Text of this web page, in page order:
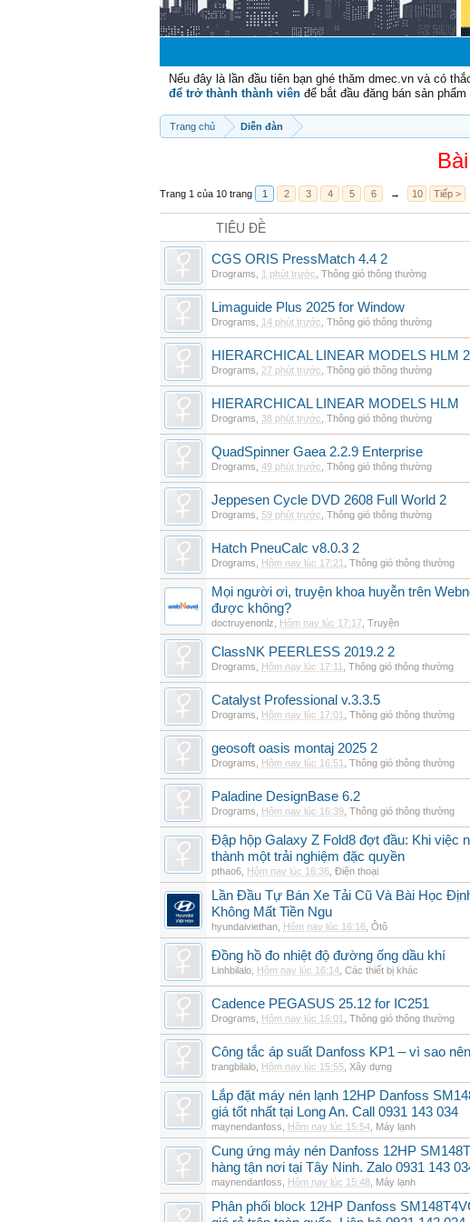
Nếu đây là lần đầu tiên bạn ghé thăm dmec.vn và có
để trở thành thành viên để bắt đầu đăng bán sản
Trang chủ Diễn đàn
Trang 1 của 10 trang 1 2 3 4 5 6 → 10 Tiếp >
TIÊU ĐỀ
CGS ORIS PressMatch 4.4 2
Drograms 1 phút trước Thông gió thông thường
Limaguide Plus 2025 for Window
Drograms 14 phút trước Thông gió thông thường
HIERARCHICAL LINEAR MODELS HLM 2
Drograms 27 phút trước Thông gió thông thường
HIERARCHICAL LINEAR MODELS HLM
Drograms 38 phút trước Thông gió thông thường
QuadSpinner Gaea 2.2.9 Enterprise
Drograms 49 phút trước Thông gió thông thường
Jeppesen Cycle DVD 2608 Full World 2
Drograms 59 phút trước Thông gió thông thường
Hatch PneuCalc v8.0.3 2
Drograms Hôm nay lúc 17:21 Thông gió thông thường
Mọi người ơi, truyện khoa huyễn trên
được không?
doctruyenonlz Hôm nay lúc 17:17 Truyện
ClassNK PEERLESS 2019.2 2
Drograms Hôm nay lúc 17:11 Thông gió thông thường
Catalyst Professional v.3.3.5
Drograms Hôm nay lúc 17:01 Thông gió thông thường
geosoft oasis montaj 2025 2
Drograms Hôm nay lúc 16:51 Thông gió thông thường
Paladine DesignBase 6.2
Drograms Hôm nay lúc 16:39 Thông gió thông thường
Đập hộp Galaxy Z Fold8 đợt đầu: Khi việc
thành một trải nghiệm đặc quyền
pthao6 Hôm nay lúc 16:36 Điện thoại
Lần Đầu Tự Bán Xe Tải Cũ Và Bài Học
Không Mất Tiền Ngu
hyundaiviethan Hôm nay lúc 16:16 Ôtô
Đồng hồ đo nhiệt độ đường ống dầu khí
Linhbilalo Hôm nay lúc 16:14 Các thiết bị khác
Cadence PEGASUS 25.12 for IC251
Drograms Hôm nay lúc 16:01 Thông gió thông thường
Công tắc áp suất Danfoss KP1 – vì sao
trangbilalo Hôm nay lúc 15:55 Xây dựng
Lắp đặt máy nén lạnh 12HP Danfoss
giá tốt nhất tại Long An. Call 0931 143 034
maynendanfoss Hôm nay lúc 15:54 Máy lạnh
Cung ứng máy nén Danfoss 12HP
hàng tận nơi tại Tây Ninh. Zalo 0931 143
maynendanfoss Hôm nay lúc 15:48 Máy lạnh
Phân phối block 12HP Danfoss